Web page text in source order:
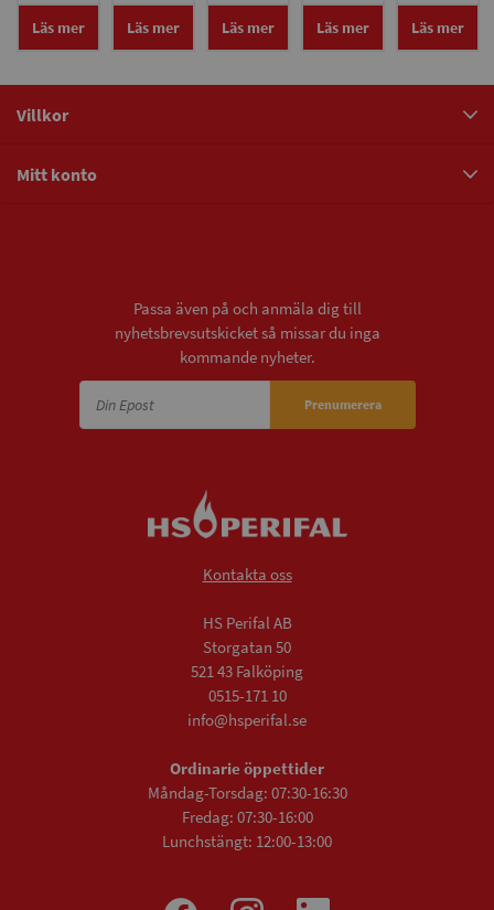
Läs mer Läs mer Läs mer Läs mer Läs mer
Villkor
Mitt konto
Passa även på och anmäla dig till
nyhetsbrevsutskicket så missar du inga
kommande nyheter.
Prenumerera
Kontakta oss
HS Perifal AB
Storgatan 50
521 43 Falköping
0515-171 10
info@hsperifal.se
Ordinarie öppettider
Måndag-Torsdag: 07:30-16:30
Fredag: 07:30-16:00
Lunchstängt: 12:00-13:00